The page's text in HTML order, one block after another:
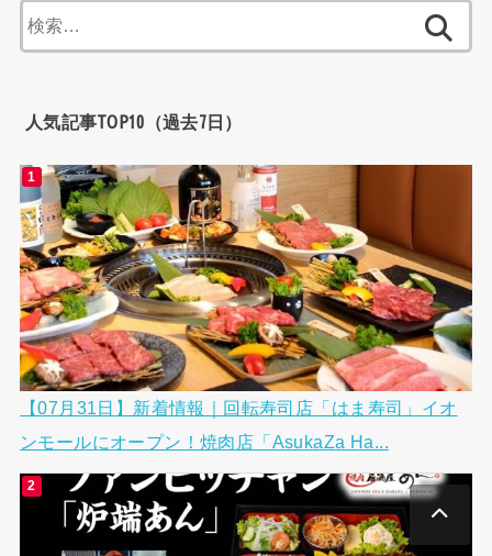
索:
人気記事TOP10（過去7日）
【07月31日】新着情報｜回転寿司店「はま寿司」イオ
ンモールにオープン！焼肉店「AsukaZa Ha...